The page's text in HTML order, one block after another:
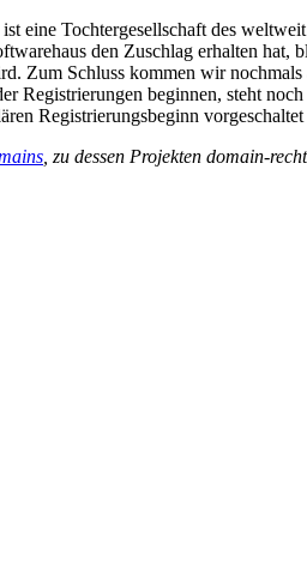
eine Tochtergesellschaft des
den Zuschlag erhalten
Zum Schluss kommen wir
Registrierungen beginnen, steht
Registrierungsbeginn vorgeschaltet
, zu dessen Projekten domain-